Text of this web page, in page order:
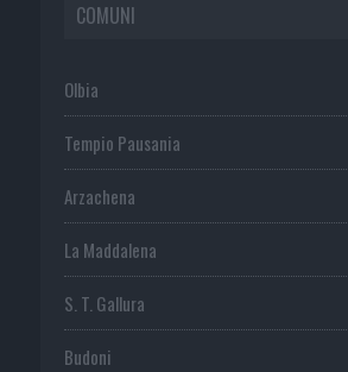
COMUNI
Olbia
Tempio Pausania
Arzachena
La Maddalena
S. T. Gallura
Budoni